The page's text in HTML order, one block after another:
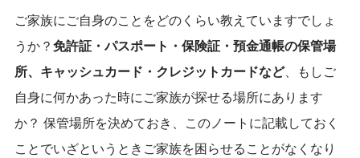
ご家族にご自身のことをどのくらい教えていますでしょ
うか？免許証・パスポート・保険証・預金通帳の保管場
所、キャッシュカード・クレジットカードなど、もしご
自身に何かあった時にご家族が探せる場所にあります
か？ 保管場所を決めておき、このノートに記載しておく
ことでいざというときご家族を困らせることがなくなり